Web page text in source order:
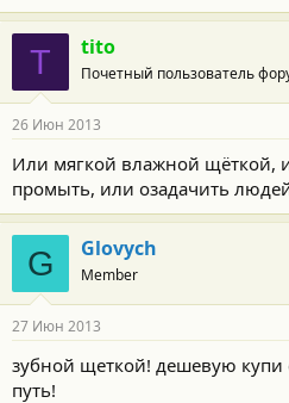
T tito
Почетный пользователь
26 Июн 2013
Или мягкой влажной щёткой,
промыть, или озадачить
G Glovych
Member
27 Июн 2013
зубной щеткой! дешевую купи
путь!